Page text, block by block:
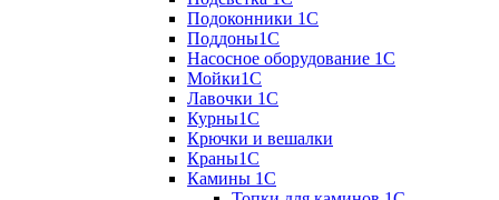
Подоконники 1С
Поддоны1С
Насосное оборудование 1С
Мойки1С
Лавочки 1С
Курны1С
Крючки и вешалки
Краны1С
Камины 1C